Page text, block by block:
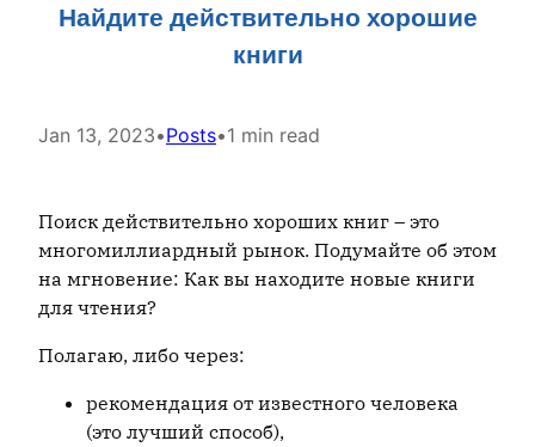
Найдите действительно хорошие
книги
Jan 13, 2023•Posts•1 min read
Поиск действительно хороших книг – это
многомиллиардный рынок. Подумайте об этом
на мгновение: Как вы находите новые книги
для чтения?
Полагаю, либо через:
рекомендация от известного человека
(это лучший способ),